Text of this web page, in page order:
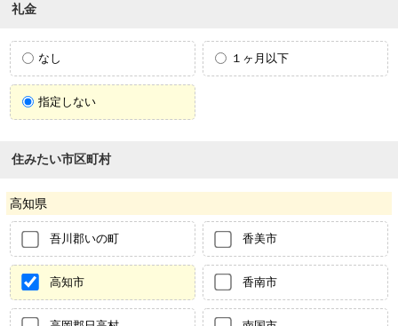
礼金
なし １ヶ月以下
指定しない
住みたい市区町村
高知県
吾川郡いの町 香美市
高知市 香南市